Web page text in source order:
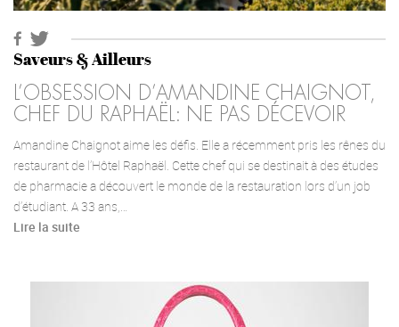
Saveurs & Ailleurs
L’OBSESSION D’AMANDINE CHAIGNOT,
CHEF DU RAPHAËL: NE PAS DÉCEVOIR
Amandine Chaignot aime les défis. Elle a récemment pris les rênes du
restaurant de l’Hôtel Raphaël. Cette chef qui se destinait à des études
de pharmacie a découvert le monde de la restauration lors d’un job
d’étudiant. A 33 ans,…
Lire la suite